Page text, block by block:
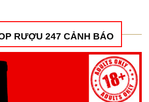
RƯỢU 247 CẢNH BÁO